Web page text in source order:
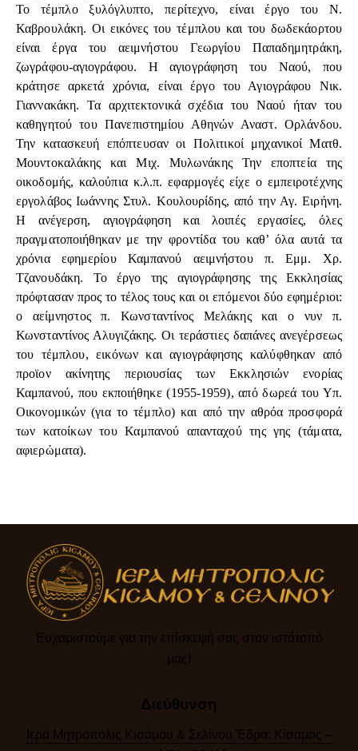
Το τέμπλο ξυλόγλυπτο, περίτεχνο, είναι έργο του Ν.
Καβρουλάκη. Οι εικόνες του τέμπλου και του δωδεκάορτου
είναι έργα του αειμνήστου Γεωργίου Παπαδημητράκη,
ζωγράφου-αγιογράφου. Η αγιογράφηση του Ναού, που
κράτησε αρκετά χρόνια, είναι έργο του Αγιογράφου Νικ.
Γιαννακάκη. Τα αρχιτεκτονικά σχέδια του Ναού ήταν του
καθηγητού του Πανεπιστημίου Αθηνών Αναστ. Ορλάνδου.
Την κατασκευή επόπτευσαν οι Πολιτικοί μηχανικοί Ματθ.
Μουντοκαλάκης και Μιχ. Μυλωνάκης Την εποπτεία της
οικοδομής, καλούπια κ.λ.π. εφαρμογές είχε ο εμπειροτέχνης
εργολάβος Ιωάννης Στυλ. Κουλουρίδης, από την Αγ. Ειρήνη.
Η ανέγερση, αγιογράφηση και λοιπές εργασίες, όλες
πραγματοποιήθηκαν με την φροντίδα του καθ’ όλα αυτά τα
χρόνια εφημερίου Καμπανού αειμνήστου π. Εμμ. Χρ.
Τζανουδάκη. Το έργο της αγιογράφησης της Εκκλησίας
πρόφτασαν προς το τέλος τους και οι επόμενοι δύο εφημέριοι:
ο αείμνηστος π. Κωνσταντίνος Μελάκης και ο νυν π.
Κωνσταντίνος Αλυγιζάκης. Οι τεράστιες δαπάνες ανεγέρσεως
του τέμπλου, εικόνων και αγιογράφησης καλύφθηκαν από
προϊον ακίνητης περιουσίας των Εκκλησιών ενορίας
Καμπανού, που εκποιήθηκε (1955-1959), από δωρεά του Υπ.
Οικονομικών (για το τέμπλο) και από την αθρόα προσφορά
των κατοίκων του Καμπανού απανταχού της γης (τάματα,
αφιερώματα).
Ευχαριστούμε για την επίσκεψή σας στον ιστότοπό
μας!​
Διεύθυνση
Ιερά Μητρόπολις Κισάμου & Σελίνου Έδρα: Κίσαμος –